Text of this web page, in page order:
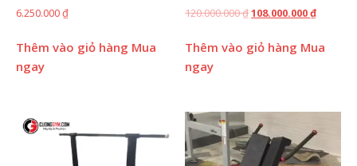
6.250.000₫
Thêm vào giỏ hàng Mua
ngay
120.000.000₫108.000.000₫
Thêm vào giỏ hàng Mua
ngay